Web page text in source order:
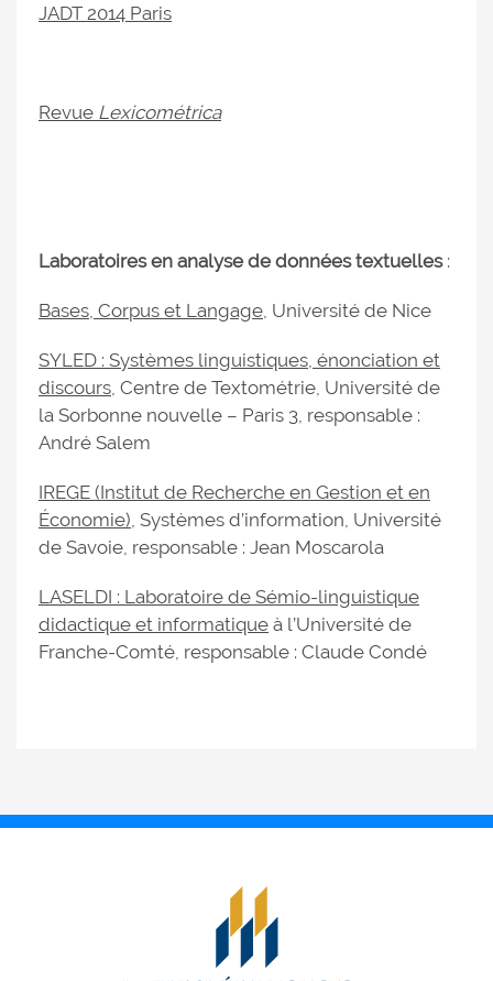
JADT 2014 Paris
Revue Lexicométrica
Laboratoires en analyse de données textuelles:
Bases, Corpus et Langage, Université de Nice
SYLED : Systèmes linguistiques, énonciation et
discours, Centre de Textométrie, Université de
la Sorbonne nouvelle – Paris 3, responsable :
André Salem
IREGE (Institut de Recherche en Gestion et en
Économie), Systèmes d’information, Université
de Savoie, responsable : Jean Moscarola
LASELDI : Laboratoire de Sémio-linguistique
didactique et informatique à l’Université de
Franche-Comté, responsable : Claude Condé